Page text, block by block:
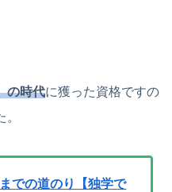
の時代に獲った資格ですの
での道のり【独学で